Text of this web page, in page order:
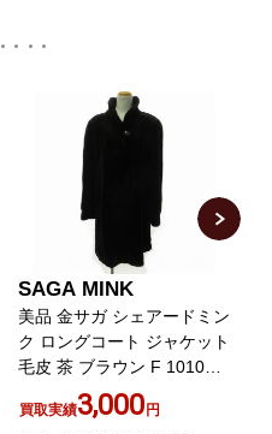
SAGA MINK
美品 金サガ シェアードミン
ク ロングコート ジャケット
毛皮 茶 ブラウン F 1010
買取実績3,000円